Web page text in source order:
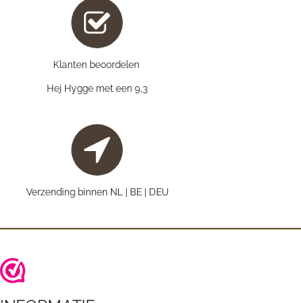
Klanten beoordelen
Hej Hygge met een 9,3
Verzending binnen NL | BE | DEU